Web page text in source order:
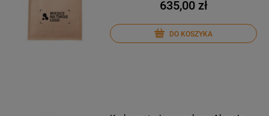
635,00 zł
DO KOSZYKA